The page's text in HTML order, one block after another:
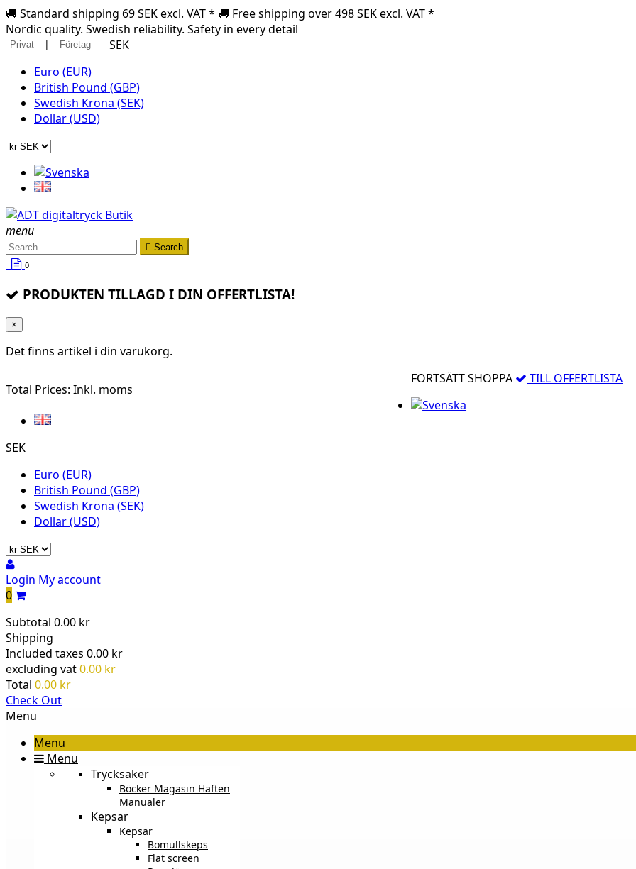
🚚 Standard shipping 69 SEK excl. VAT * 🚚 Free shipping over 498 SEK excl. VAT *
Nordic quality. Swedish reliability. Safety in every detail
Privat | Företag
SEK
Euro (EUR)
British Pound (GBP)
Swedish Krona (SEK)
Dollar (USD)
menu
 Search
0
PRODUKTEN TILLAGD I DIN OFFERTLISTA!
×
Det finns artikel i din varukorg.
Total Prices: Inkl. moms
FORTSÄTT SHOPPA TILL OFFERTLISTA
SEK
Euro (EUR)
British Pound (GBP)
Swedish Krona (SEK)
Dollar (USD)
Login My account
0
Subtotal 0.00 kr
Shipping
Included taxes 0.00 kr
excluding vat0.00 kr
Total 0.00 kr
Check Out
Menu
Menu
Menu
Trycksaker
Böcker Magasin Häften
Manualer
Kepsar
Kepsar
Bomullskeps
Flat screen